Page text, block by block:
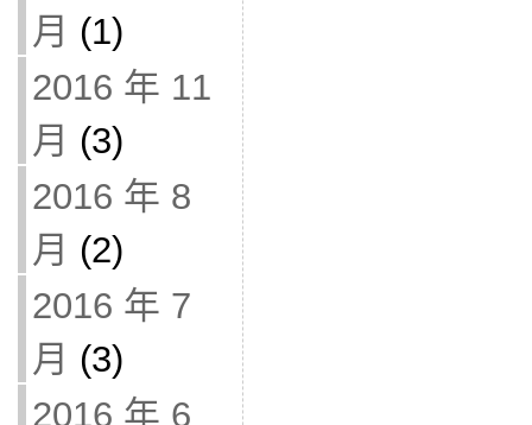
月 (1)
2016 年 11
月 (3)
2016 年 8
月 (2)
2016 年 7
月 (3)
2016 年 6